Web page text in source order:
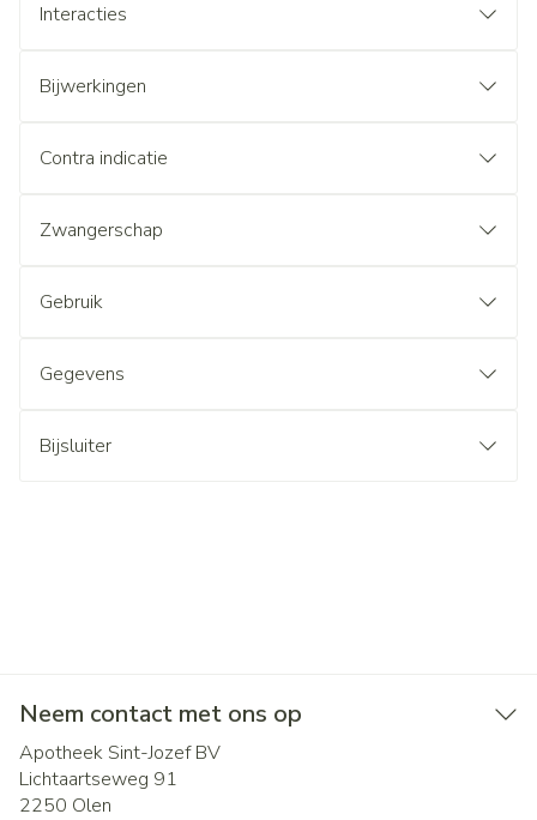
Interacties
Bijwerkingen
Contra indicatie
Zwangerschap
Gebruik
Gegevens
Bijsluiter
Neem contact met ons op
Apotheek Sint-Jozef BV
Lichtaartseweg 91
2250 Olen